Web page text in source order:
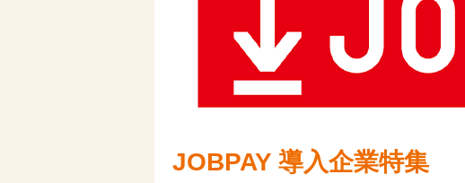
JOBPAY 導入企業特集